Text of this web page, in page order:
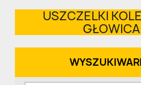
USZCZELKI
GŁOWICA